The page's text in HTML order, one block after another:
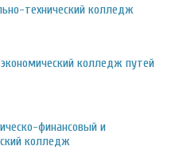
технический колледж
колледж путей
финансовый и
колледж